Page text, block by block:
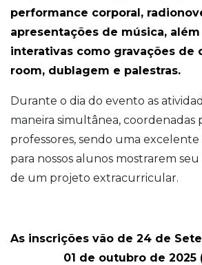
performance corporal,
apresentações de música,
interativas como gravações de
room, dublagem e palestras.
Durante o dia do evento as
maneira simultânea, coordenadas
professores, sendo uma
para nossos alunos mostrarem
de um projeto extracurricular.
As inscrições vão de 24 de
01 de outubro de 2025